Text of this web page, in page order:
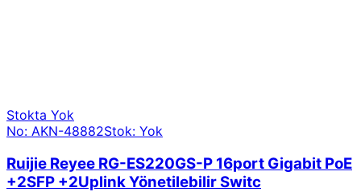
Stokta Yok
No: AKN-48882Stok: Yok
Ruijie Reyee RG-ES220GS-P 16port Gigabit PoE
+2SFP +2Uplink Yönetilebilir Switc